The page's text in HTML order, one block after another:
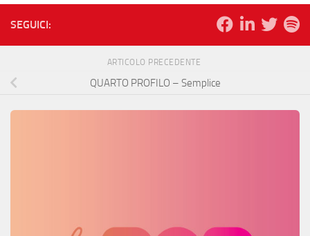
SEGUICI:
ARTICOLO PRECEDENTE
QUARTO PROFILO – Semplice